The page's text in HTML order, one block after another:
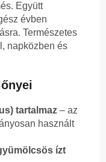
Együtt
évben
Természetes
napközben és
tartalmaz – az
használt
ízt